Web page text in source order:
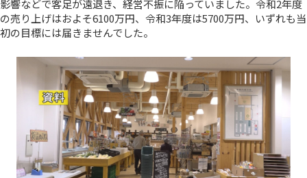
影響などで客足が遠退き、経営不振に陥っていました。令和2年度
の売り上げはおよそ6100万円、令和3年度は5700万円、いずれも当
初の目標には届きませんでした。